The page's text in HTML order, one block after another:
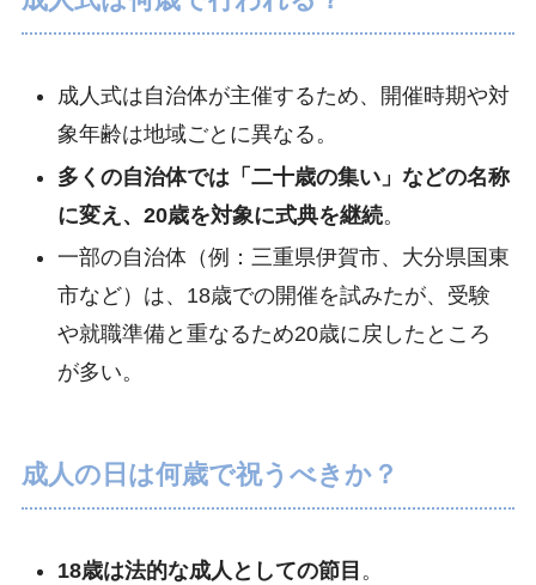
成人式は自治体が主催するため、開催時期や対
象年齢は地域ごとに異なる。
多くの自治体では「二十歳の集い」などの名称
に変え、20歳を対象に式典を継続。
一部の自治体（例：三重県伊賀市、大分県国東
市など）は、18歳での開催を試みたが、受験
や就職準備と重なるため20歳に戻したところ
が多い。
成人の日は何歳で祝うべきか？
18歳は法的な成人としての節目 。